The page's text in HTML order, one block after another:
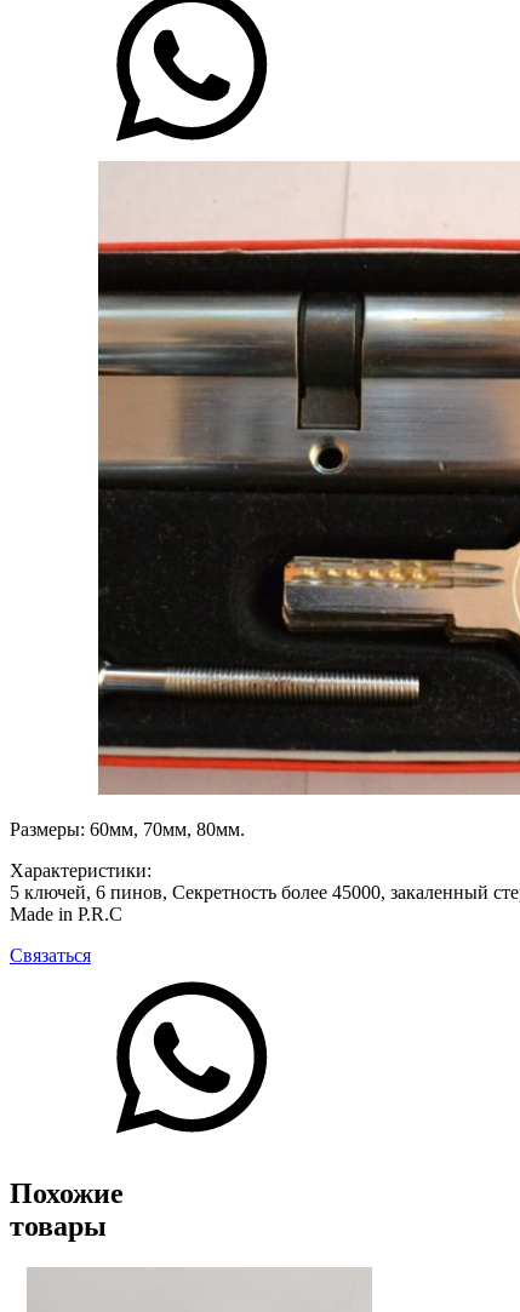
Размеры: 60мм, 70мм, 80мм.
Характеристики:
5 ключей, 6 пинов, Секретность более 45000, закаленный
Made in P.R.C
Связаться
Похожие
товары